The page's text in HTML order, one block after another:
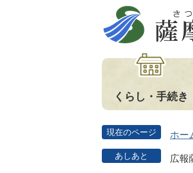
くらし・手続き
現在のページ ホー
あしあと 広報